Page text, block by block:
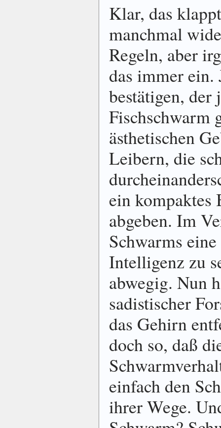
Klar, das
manchmal
Regeln, aber
das immer ein.
bestätigen, der
Fischschwarm
ästhetischen
Leibern, die
ein kompaktes
abgeben. Im
Schwarms
Intelligenz zu
abwegig. Nun
sadistischer
das Gehirn
doch so, daß
einfach den
ihrer Wege.